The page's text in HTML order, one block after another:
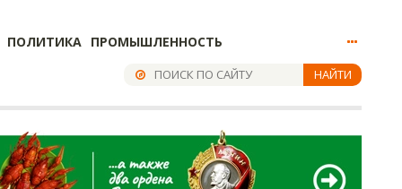
ПОЛИТИКА ПРОМЫШЛЕННОСТЬ
НАЙТИ